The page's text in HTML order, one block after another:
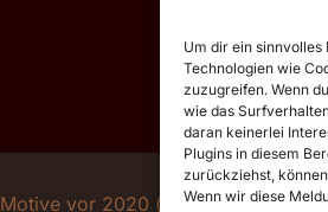
Um dir ein sinnvolles
Technologien wie
zuzugreifen. Wenn
wie das
daran keinerlei
Plugins in diesem
zurückziehst,
Wenn wir diese
Motive vor 2020